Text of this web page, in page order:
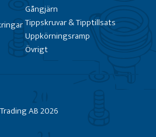
Gångjärn
Tippskruvar & Tipptillsats
Uppkörningsramp
Övrigt
AB2026